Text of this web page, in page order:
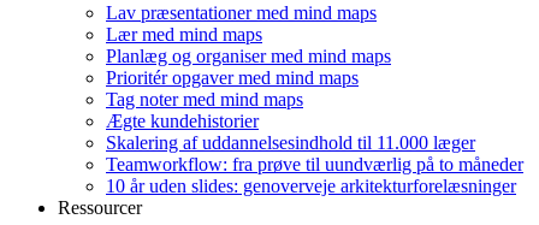
Lav præsentationer med mind maps
Lær med mind maps
Planlæg og organiser med mind maps
Prioritér opgaver med mind maps
Tag noter med mind maps
Ægte kundehistorier
Skalering af uddannelsesindhold til 11.000 læger
Teamworkflow: fra prøve til uundværlig på to måneder
10 år uden slides: genoverveje arkitekturforelæsninger
Ressourcer